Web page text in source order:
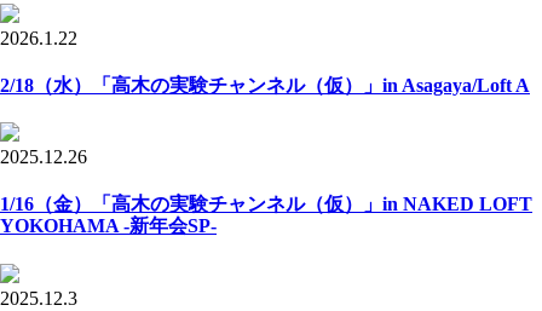
2026.1.22
2/18（水）「高木の実験チャンネル（仮）」in Asagaya/Loft A
2025.12.26
1/16（金）「高木の実験チャンネル（仮）」in NAKED LOFT
YOKOHAMA -新年会SP-
2025.12.3